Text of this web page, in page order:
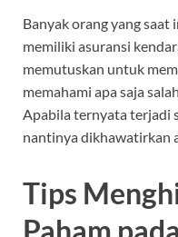
Banyak orang yang
memiliki asuransi
memutuskan untuk
memahami apa saja
Apabila ternyata terjadi
nantinya dikhawatirkan
Tips